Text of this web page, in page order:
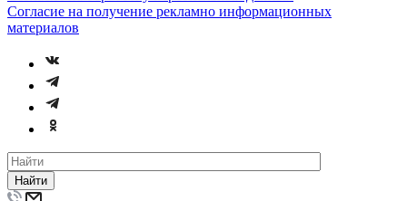
Согласие на получение рекламно информационных
материалов
Найти